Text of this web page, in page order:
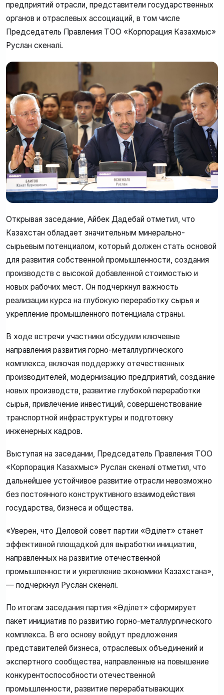
предприятий отрасли, представители государственных
органов и отраслевых ассоциаций, в том числе
Председатель Правления ТОО «Корпорация Казахмыс»
Руслан Өскенәлі.
Открывая заседание, Айбек Дадебай отметил, что
Казахстан обладает значительным минерально-
сырьевым потенциалом, который должен стать основой
для развития собственной промышленности, создания
производств с высокой добавленной стоимостью и
новых рабочих мест. Он подчеркнул важность
реализации курса на глубокую переработку сырья и
укрепление промышленного потенциала страны.
В ходе встречи участники обсудили ключевые
направления развития горно-металлургического
комплекса, включая поддержку отечественных
производителей, модернизацию предприятий, создание
новых производств, развитие глубокой переработки
сырья, привлечение инвестиций, совершенствование
транспортной инфраструктуры и подготовку
инженерных кадров.
Выступая на заседании, Председатель Правления ТОО
«Корпорация Казахмыс» Руслан Өскенәлі отметил, что
дальнейшее устойчивое развитие отрасли невозможно
без постоянного конструктивного взаимодействия
государства, бизнеса и общества.
«Уверен, что Деловой совет партии «Әділет» станет
эффективной площадкой для выработки инициатив,
направленных на развитие отечественной
промышленности и укрепление экономики Казахстана»,
— подчеркнул Руслан Өскенәлі.
По итогам заседания партия «Әділет» сформирует
пакет инициатив по развитию горно-металлургического
комплекса. В его основу войдут предложения
представителей бизнеса, отраслевых объединений и
экспертного сообщества, направленные на повышение
конкурентоспособности отечественной
промышленности, развитие перерабатывающих